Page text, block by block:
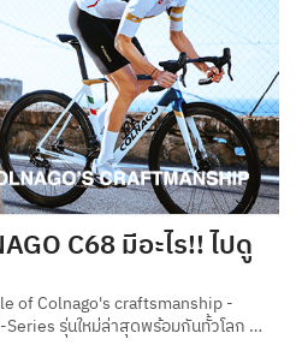
C68 มีอะไร!! ไปดู
of Colnago's craftsmanship -
Series รุ่นใหม่ล่าสุดพร้อมกันทั้วโลก …